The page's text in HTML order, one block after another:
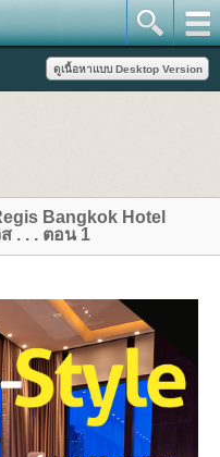
Bangkok Hotel
. . . ตอน 1